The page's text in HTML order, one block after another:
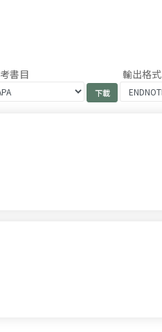
書目 輸出格式